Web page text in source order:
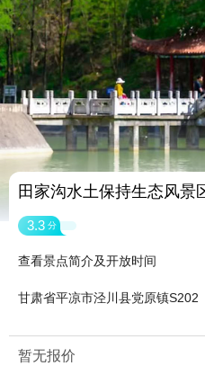
田家沟水土保持生态风景
3.3 分
查看景点简介及开放时间
甘肃省平凉市泾川县党原镇S202
暂无报价
